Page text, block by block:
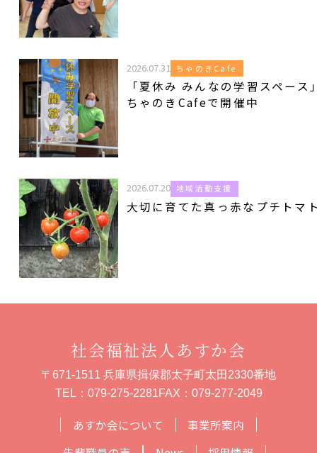
2026.07.31 ちゃのきCafe
「夏休み みんなの学習スペース
ちゃのきCafeで開催中
2026.07.20 地域活動支援
大切に育てた真っ赤なプチトマ
あすか会について
事業所案内
社会福祉法人あすか会
〒671-1511 兵庫県揖保郡太子町太田2330番地
TEL： 079-275-2281FAX：079-277-2049